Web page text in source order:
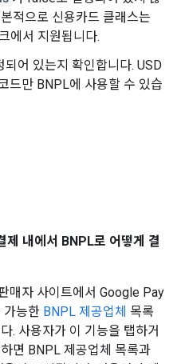
적으로 신용카드 클래스는
에서 지원됩니다.
되어 있는지 확인합니다. USD
드만 BNPL에 사용할 수 있습
내에서 BNPL로 어떻게 결
매자 사이트에서 Google Pay
가능한 BNPL 제공업체 목록
. 사용자가 이 기능을 탭하거
면 BNPL 제공업체 목록과